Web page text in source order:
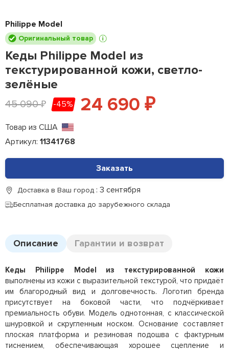
Philippe Model
Оригинальный товар
Кеды Philippe Model из
текстурированной кожи, светло-
зелёные
45 090₽ -45% 24 690 ₽
Товар из США
Артикул: 11341768
Заказать
Доставка в Ваш город : 3 сентября
Бесплатная доставка до зарубежного склада
Описание Гарантии и возврат
Кеды Philippe Model из текстурированной кожи
выполнены из кожи с выразительной текстурой, что придаёт
им благородный вид и долговечность. Логотип бренда
присутствует на боковой части, что подчёркивает
премиальность обуви. Модель однотонная, с классической
шнуровкой и скругленным носком. Основание составляет
плоская платформа и резиновая подошва с фактурным
тиснением, обеспечивающая хорошее сцепление и